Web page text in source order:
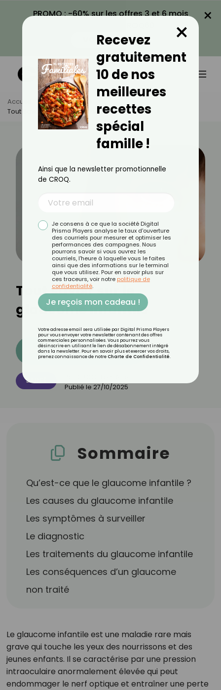
PROMO : -60% sur les offres 3 et 6 mois
VOIR LA PROMO
×
Accueil Actus
Santé
Tout Savoir Sur Le Glaucome Infantile
Tout savoir sur le
glaucome infantile
Découvrez les 11 menus CROQ
SANTÉ
Publié le 27/10/2025
Sommaire
Qu’est-ce que le glaucome infantile ?
Les causes du glaucome infantile
Les symptômes à surveiller
Le diagnostic
Les traitements du glaucome infantile
Les conséquences d’un glaucome
non traité
Le glaucome infantile est une maladie rare mais
grave qui touche les yeux des nourrissons et des
jeunes enfants. Il se caractérise par une pression
intraoculaire anormalement élevée qui peut
endommager le nerf optique et entraîner une perte
Recevez
gratuitement
10 de nos
meilleures
recettes
spécial
famille !
×
Ainsi que la newsletter promotionnelle
de CROQ.
Je consens à ce que la société Digital
Prisma Players analyse le taux d'ouverture
des courriels pour mesurer et optimiser les
performances des campagnes. Nous
pourrons savoir si vous ouvrez les
courriels, l'heure à laquelle vous le faites
ainsi que des informations sur le terminal
que vous utilisez. Pour en savoir plus sur
ces traceurs, voir notre politique de
confidentialité.
Je reçois mon cadeau !
Votre adresse email sera utilisée par Digital Prisma Players
pour vous envoyer votre newsletter contenant des offres
commerciales personnalisées. Vous pourrez vous
désinscrire en utilisant le lien de désabonnement intégré
dans la newsletter. Pour en savoir plus et exercer vos droits,
prenez connaissance de notre Charte de Confidentialité.